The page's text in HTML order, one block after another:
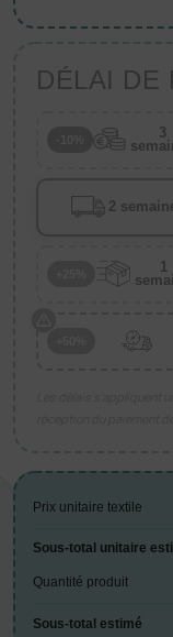
DÉLAI DE
3
2
1
Prix unitaire textile
Sous-total unitaire
Quantité produit
Sous-total estimé